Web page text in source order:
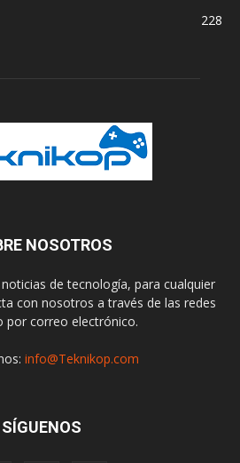
228
NOSOTROS
de tecnología, para cualquier
con nosotros a través de las redes
por correo electrónico.
info@Teknikop.com
SÍGUENOS